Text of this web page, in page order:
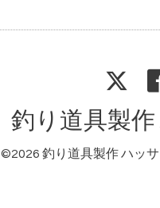
釣り道具製
©2026 釣り道具製作 ハッ